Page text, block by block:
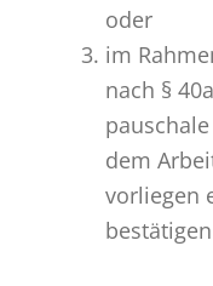
oder
im
nach §
dem
vorliegen
bestätigen